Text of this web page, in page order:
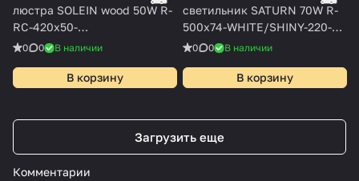
люстра SOLEIN wood 50W R-
RC-420x50-
BLACK/WOOD/WHITE-220-
0 0 В наличии
В корзину
светильник SATURN 70W R-
500х74-WHITE/SHINY-220-
IP20
0 0 В наличии
В корзину
Загрузить еще
Комментарии